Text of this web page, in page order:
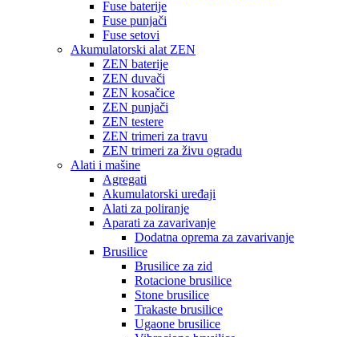
Fuse baterije
Fuse punjači
Fuse setovi
Akumulatorski alat ZEN
ZEN baterije
ZEN duvači
ZEN kosačice
ZEN punjači
ZEN testere
ZEN trimeri za travu
ZEN trimeri za živu ogradu
Alati i mašine
Agregati
Akumulatorski uređaji
Alati za poliranje
Aparati za zavarivanje
Dodatna oprema za zavarivanje
Brusilice
Brusilice za zid
Rotacione brusilice
Stone brusilice
Trakaste brusilice
Ugaone brusilice